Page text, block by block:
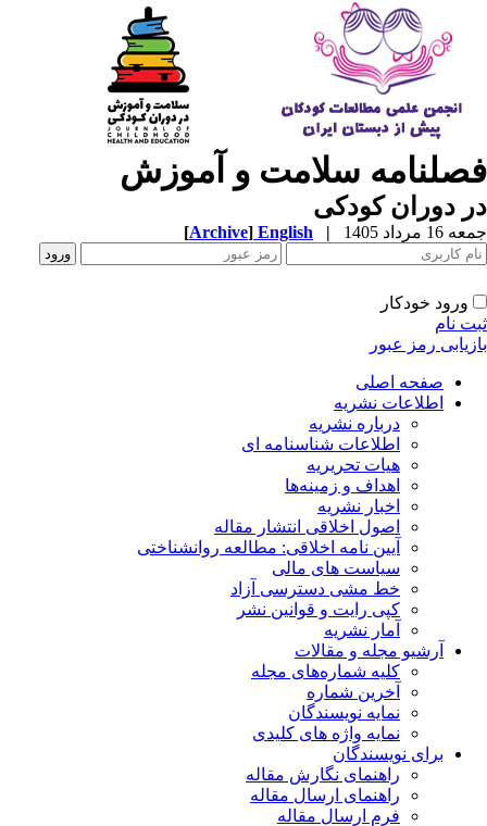
سلامت و آموزش
دوران کودکی
مرداد 1405 |
English
[Archive]
ورود خودکار
نام
رمز عبور
صفحه اصلی
اطلاعات نشریه
درباره نشریه
اطلاعات شناسنامه ای
هیات تحریریه
اهداف و زمینه‌ها
اخبار نشریه
اصول اخلاقی انتشار مقاله
آیین نامه اخلاقی: مطالعه روانشناختی
سیاست های مالی
خط مشی دسترسی آزاد
کپی رایت و قوانین نشر
آمار نشریه
آرشیو مجله و مقالات
کلیه شماره‌های مجله
آخرین شماره
نمایه نویسندگان
نمایه واژه های کلیدی
برای نویسندگان
راهنمای نگارش مقاله
راهنمای ارسال مقاله
فرم ارسال مقاله